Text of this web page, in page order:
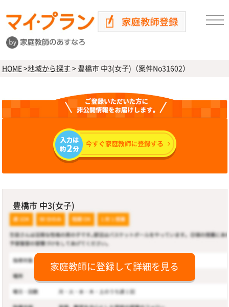
HOME>地域から探す >豊橋市 中3(女子)（案件No31602）
豊橋市 中3(女子)
家庭教師に登録して詳細を見る